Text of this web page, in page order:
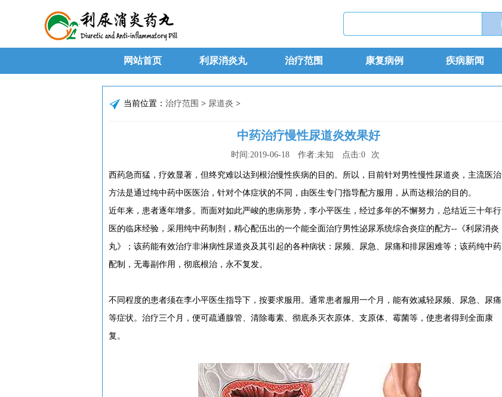
网站首页 利尿消炎丸 治疗范围 康复病例 疾病新闻
当前位置： 治疗范围 > 尿道炎 >
中药治疗慢性尿道炎效果好
时间:2019-06-18 作者:未知 点击:0 次
西药急而猛，疗效显著，但终究难以达到根治慢性疾病的目的。所以，目前针对男性慢性尿道炎，主流医治
方法是通过纯中药中医医治，针对个体症状的不同，由医生专门指导配方服用，从而达根治的目的。
近年来，患者逐年增多。而面对如此严峻的患病形势，李小平医生，经过多年的不懈努力，总结近三十年行
医的临床经验，采用纯中药制剂，精心配伍出的一个能全面治疗男性泌尿系统综合炎症的配方--《利尿消炎
丸》；该药能有效治疗非淋病性尿道炎及其引起的各种病状：尿频、尿急、尿痛和排尿困难等；该药纯中药
配制，无毒副作用，彻底根治，永不复发。
不同程度的患者须在李小平医生指导下，按要求服用。通常患者服用一个月，能有效减轻尿频、尿急、尿痛
等症状。治疗三个月，便可疏通腺管、清除毒素、彻底杀灭衣原体、支原体、霉菌等，使患者得到全面康
复。